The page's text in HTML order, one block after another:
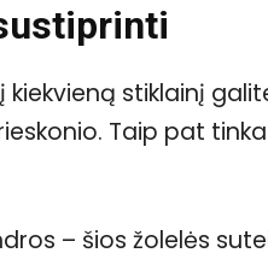
stiklainį
Taip pat tinka
– šios žolelės